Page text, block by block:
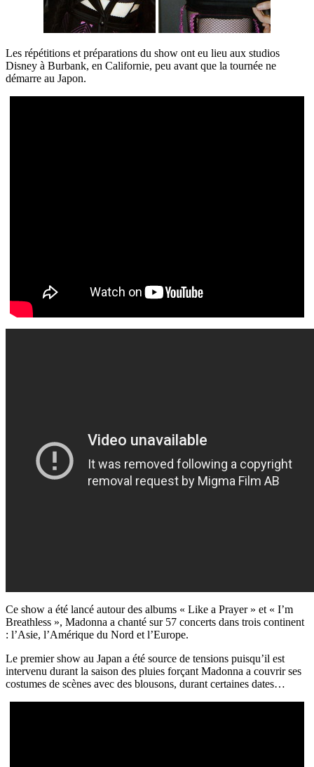
Les répétitions et préparations du show ont eu lieu aux studios
Disney à Burbank, en Californie, peu avant que la tournée ne
démarre au Japon.
Ce show a été lancé autour des albums « Like a Prayer » et « I’m
Breathless », Madonna a chanté sur 57 concerts dans trois continent
: l’Asie, l’Amérique du Nord et l’Europe.
Le premier show au Japan a été source de tensions puisqu’il est
intervenu durant la saison des pluies forçant Madonna a couvrir ses
costumes de scènes avec des blousons, durant certaines dates…